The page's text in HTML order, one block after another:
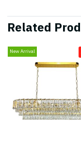
Related
New Arrival